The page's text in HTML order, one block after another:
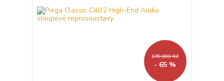
170 000 Kč
- 65 %